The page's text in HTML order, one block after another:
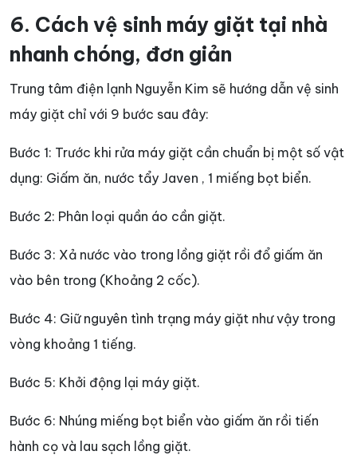
6. Cách vệ sinh máy giặt tại nhà
nhanh chóng, đơn giản
Trung tâm điện lạnh Nguyễn Kim sẽ hướng dẫn vệ sinh
máy giặt chỉ với 9 bước sau đây:
Bước 1: Trước khi rửa máy giặt cần chuẩn bị một số vật
dụng: Giấm ăn, nước tẩy Javen , 1 miếng bọt biển.
Bước 2: Phân loại quần áo cần giặt.
Bước 3: Xả nước vào trong lồng giặt rồi đổ giấm ăn
vào bên trong (Khoảng 2 cốc).
Bước 4: Giữ nguyên tình trạng máy giặt như vậy trong
vòng khoảng 1 tiếng.
Bước 5: Khởi động lại máy giặt.
Bước 6: Nhúng miếng bọt biển vào giấm ăn rồi tiến
hành cọ và lau sạch lồng giặt.